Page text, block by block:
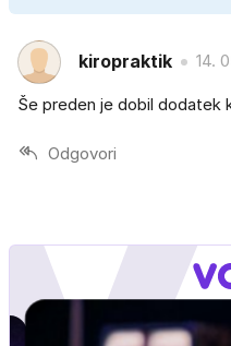
kiropraktik 14.
Še preden je dobil dodatek
Odgovori